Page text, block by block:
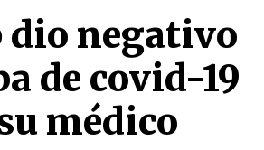
negativo
de covid-19
médico